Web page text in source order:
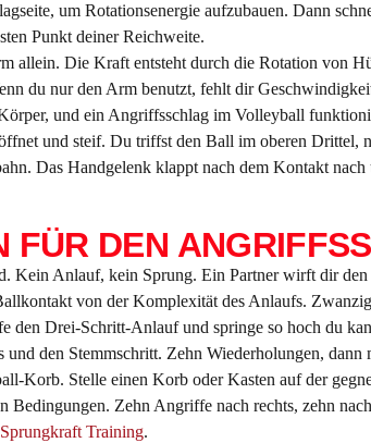
um Rotationsenergie aufzubauen. Dann
Punkt deiner Reichweite.
allein. Die Kraft entsteht durch die Rotation von
du nur den Arm benutzt, fehlt dir
und ein Angriffsschlag im Volleyball
und steif. Du triffst den Ball im oberen
Das Handgelenk klappt nach dem Kontakt
FÜR DEN
Kein Anlauf, kein Sprung. Ein Partner wirft dir
von der Komplexität des Anlaufs.
Drei-Schritt-Anlauf und springe so hoch du
den Stemmschritt. Zehn Wiederholungen,
Korb. Stelle einen Korb oder Kasten auf der
Bedingungen. Zehn Angriffe nach rechts, zehn
Sprungkraft Training.